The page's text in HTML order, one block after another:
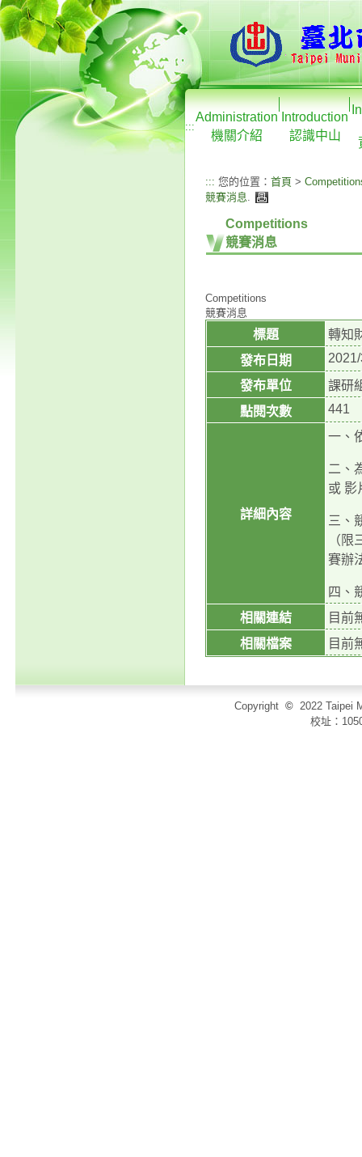
:::
Administration
機關介紹
Introduction
認識中山
::: 您的位置： 首頁 >
競賽消息.
Competitions
競賽消息
Competitions
競賽消息
標題
轉知
發布日期
發布單位
課研
點閱次數
441
詳細內容
一、
二、
或 影
三、
（
賽辦
四、
相關連結
目前
相關檔案
目前
Copyright © 2022 Taipei
校址：